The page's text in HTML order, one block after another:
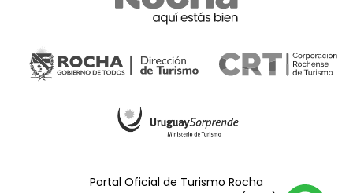
Portal Oficial de Turismo Rocha